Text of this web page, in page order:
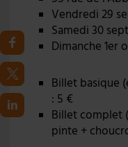
Vendredi 29
Samedi 30
Dimanche 1er
Billet basique
: 5 €
Billet complet
pinte +